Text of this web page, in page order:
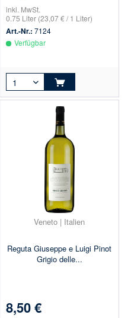
inkl. MwSt.
0.75 Liter (23,07 € / 1 Liter)
Art.-Nr.: 7124
Verfügbar
Veneto | Italien
Reguta Giuseppe e Luigi Pinot
Grigio delle...
8,50 €